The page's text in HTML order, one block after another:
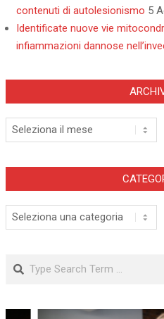
contenuti di autolesionismo 5
Identificate nuove vie
infiammazioni dannose
Archivi
Categorie
Search